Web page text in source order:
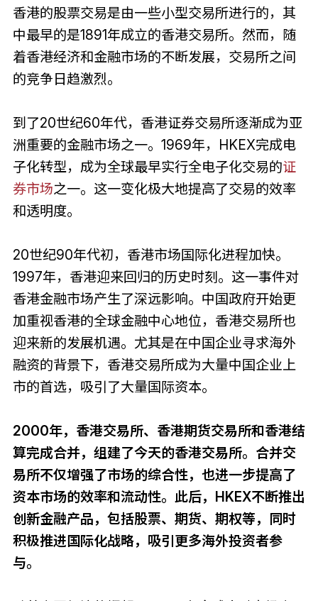
香港的股票交易是由一些小型交易所进行的，其
中最早的是1891年成立的香港交易所。然而，随
着香港经济和金融市场的不断发展，交易所之间
的竞争日趋激烈。
到了20世纪60年代，香港证券交易所逐渐成为亚
洲重要的金融市场之一。1969年，HKEX完成电
子化转型，成为全球最早实行全电子化交易的证
券市场之一。这一变化极大地提高了交易的效率
和透明度。
20世纪90年代初，香港市场国际化进程加快。
1997年，香港迎来回归的历史时刻。这一事件对
香港金融市场产生了深远影响。中国政府开始更
加重视香港的全球金融中心地位，香港交易所也
迎来新的发展机遇。尤其是在中国企业寻求海外
融资的背景下，香港交易所成为大量中国企业上
市的首选，吸引了大量国际资本。
2000年，香港交易所、香港期货交易所和香港结
算完成合并，组建了今天的香港交易所。合并交
易所不仅增强了市场的综合性，也进一步提高了
资本市场的效率和流动性。此后，HKEX不断推出
创新金融产品，包括股票、期货、期权等，同时
积极推进国际化战略，吸引更多海外投资者参
与。